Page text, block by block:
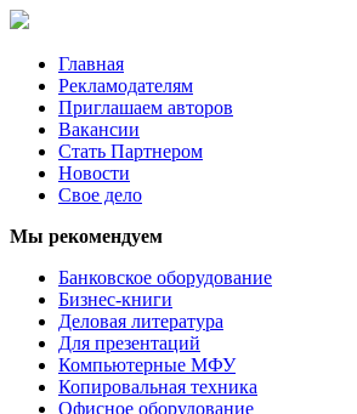
Главная
Рекламодателям
Приглашаем авторов
Вакансии
Стать Партнером
Новости
Свое дело
Мы рекомендуем
Банковское оборудование
Бизнес-книги
Деловая литература
Для презентаций
Компьютерные МФУ
Копировальная техника
Офисное оборудование